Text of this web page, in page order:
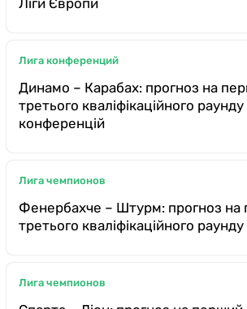
Лига конференций
Динамо – Карабах: прогноз на
третього кваліфікаційного раунду
конференцій
Лига чемпионов
Фенербахче – Штурм: прогноз на
третього кваліфікаційного раунду
Лига чемпионов